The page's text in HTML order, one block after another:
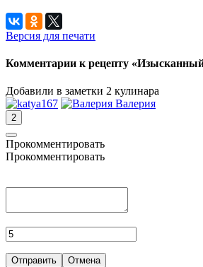
Версия для печати
Комментарии к рецепту
Добавили в заметки 2 кулинара
2
Прокомментировать
Прокомментировать
Отправить Отмена